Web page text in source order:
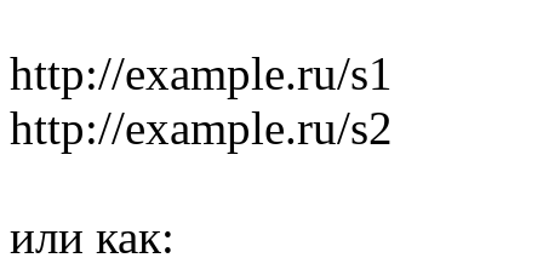
http://example.ru/s1
http://example.ru/s2
или как: